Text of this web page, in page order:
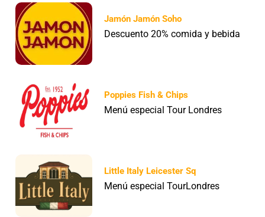
Jamón Jamón Soho
Descuento 20% comida y bebida
Poppies Fish & Chips
Menú especial Tour Londres
Little Italy Leicester Sq
Menú especial TourLondres